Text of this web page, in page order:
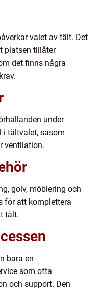
valet av tält. Det
platsen tillåter
det finns några
under
i tältvalet, såsom
ventilation.
golv, möblering och
för att komplettera
tält.
bara en
som ofta
och support. Den